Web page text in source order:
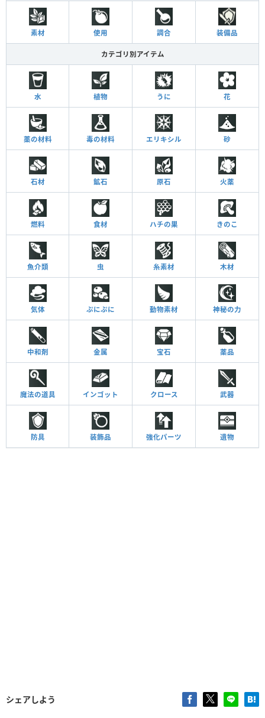
素材 使用 調合 装備品
カテゴリ別アイテム
水 植物 うに 花
薬の材料 毒の材料 エリキシル 砂
石材 鉱石 原石 火薬
燃料 食材 ハチの巣 きのこ
魚介類 虫 糸素材 木材
気体 ぷにぷに 動物素材 神秘の力
中和剤 金属 宝石 薬品
魔法の道具 インゴット クロース 武器
防具 装飾品 強化パーツ 遺物
シェアしよう